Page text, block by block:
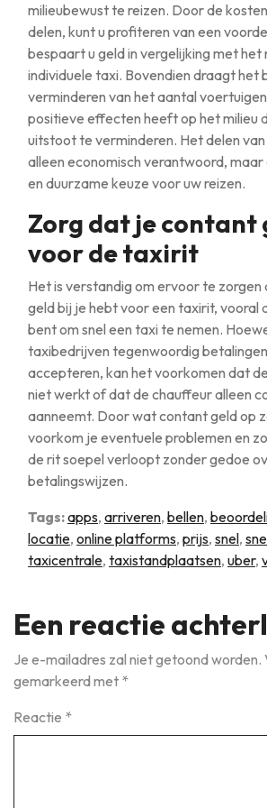
milieubewust te reizen. Door de
delen, kunt u profiteren van een
bespaart u geld in vergelijking met het
individuele taxi. Bovendien draagt het
verminderen van het aantal
positieve effecten heeft op het milieu
uitstoot te verminderen. Het delen
alleen economisch verantwoord, maar
en duurzame keuze voor uw reizen.
Zorg dat je contant
voor de taxirit
Het is verstandig om ervoor te
geld bij je hebt voor een taxirit, vooral
bent om snel een taxi te nemen.
taxibedrijven tegenwoordig
accepteren, kan het voorkomen dat
niet werkt of dat de chauffeur alleen
aanneemt. Door wat contant geld op
voorkom je eventuele problemen en
de rit soepel verloopt zonder gedoe
betalingswijzen.
Tags:apps, arriveren, bellen,
locatie, online platforms, prijs, snel,
taxicentrale, taxistandplaatsen, uber,
Een reactie
Je e-mailadres zal niet getoond worden.
gemarkeerd met *
Reactie *